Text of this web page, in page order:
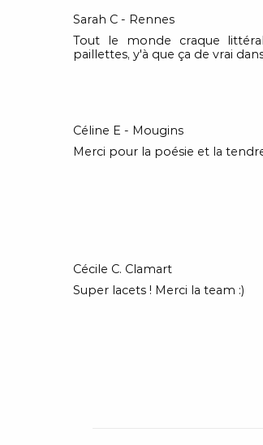
Sarah C - Rennes
Tout le monde craque
paillettes, y'à que ça de vrai
Céline E - Mougins
Merci pour la poésie et la
Cécile C. Clamart
Super lacets ! Merci la team :)